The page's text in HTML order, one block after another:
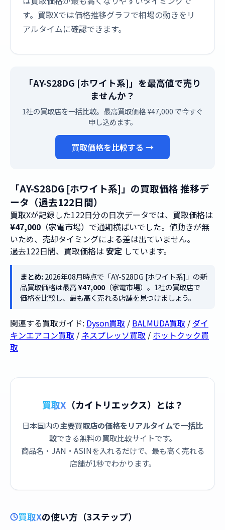
す。買取Xでは価格推移グラフで相場の動きをリ
アルタイムに確認できます。
「AY-S28DG [ホワイト系]」を最高値で売り
ませんか？
1社の買取店を一括比較。最高買取価格 ¥47,000 で今すぐ
申し込めます。
買取価格を比較する →
「AY-S28DG [ホワイト系]」の買取価格 推移デ
ータ（過去122日間）
買取Xが記録した122日分の日次データでは、買取価格は
¥47,000 （家電市場）で通期横ばいでした。値動きが無
いため、売却タイミングによる差は出ていません。
過去122日間、買取価格は 安定 しています。
まとめ:2026年08月時点で「AY-S28DG [ホワイト系]」の新
品買取価格は最高¥47,000（家電市場）。1社の買取店で
価格を比較し、最も高く売れる店舗を見つけましょう。
関連する買取ガイド: Dyson買取 / BALMUDA買取 / ダイ
キンエアコン買取 / ネスプレッソ買取 / ホットクック買
取
買取X （カイトリエックス）とは？
日本国内の主要買取店の価格をリアルタイムで一括比
較できる無料の買取比較サイトです。
商品名・JAN・ASINを入れるだけで、最も高く売れる
店舗が1秒でわかります。
買取Xの使い方（3ステップ）